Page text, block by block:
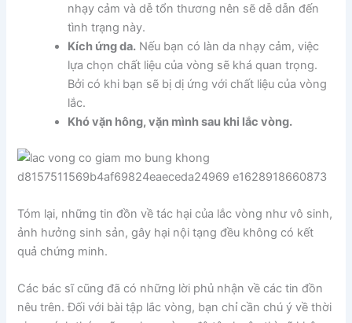
nhạy cảm và dễ tổn thương nên sẽ dễ dẫn đến
tình trạng này.
Kích ứng da. Nếu bạn có làn da nhạy cảm, việc
lựa chọn chất liệu của vòng sẽ khá quan trọng.
Bởi có khi bạn sẽ bị dị ứng với chất liệu của vòng
lắc.
Khó vặn hông, vặn mình sau khi lắc vòng.
Tóm lại, những tin đồn về tác hại của lắc vòng như vô sinh,
ảnh hưởng sinh sản, gây hại nội tạng đều không có kết
quả chứng minh.
Các bác sĩ cũng đã có những lời phủ nhận về các tin đồn
nêu trên. Đối với bài tập lắc vòng, bạn chỉ cần chú ý về thời